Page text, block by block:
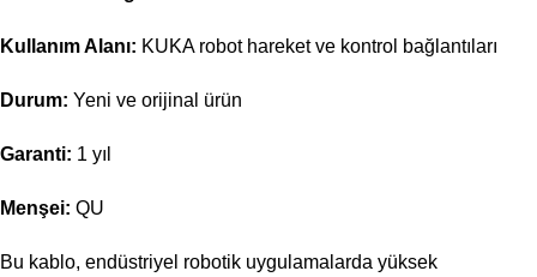
Kullanım Alanı: KUKA robot hareket ve kontrol bağlantıları
Durum: Yeni ve orijinal ürün
Garanti: 1 yıl
Menşei: QU
Bu kablo, endüstriyel robotik uygulamalarda yüksek